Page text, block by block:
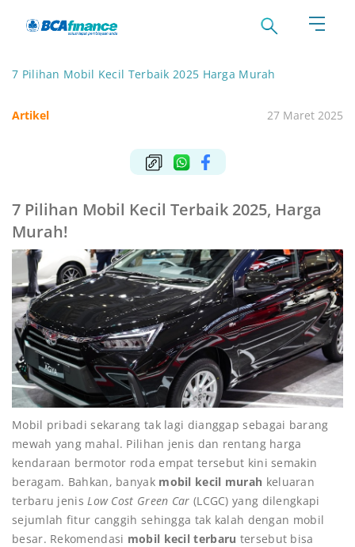
7 Pilihan Mobil Kecil Terbaik 2025 Harga Murah
Artikel 27 Maret 2025
7 Pilihan Mobil Kecil Terbaik 2025, Harga
Murah!
Mobil pribadi sekarang tak lagi dianggap sebagai barang
mewah yang mahal. Pilihan jenis dan rentang harga
kendaraan bermotor roda empat tersebut kini semakin
beragam. Bahkan, banyak mobil kecil murah keluaran
terbaru jenis Low Cost Green Car (LCGC) yang dilengkapi
sejumlah fitur canggih sehingga tak kalah dengan mobil
besar. Rekomendasi mobil kecil terbaru tersebut bisa